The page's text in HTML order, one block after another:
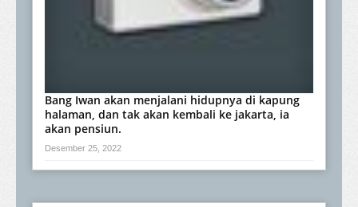
Bang Iwan akan menjalani hidupnya di kapung
halaman, dan tak akan kembali ke jakarta, ia
akan pensiun.
Desember 25, 2022